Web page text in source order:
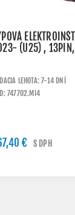
(U25) , 13PIN,
LEHOTA: 7-14 DNÍ
747702.MI4
€ S DPH